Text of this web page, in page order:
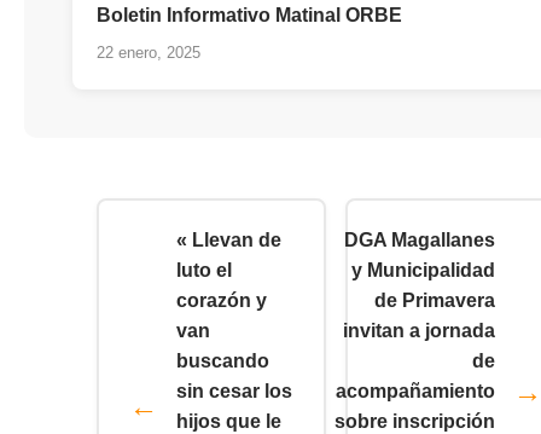
Boletin Informativo Matinal ORBE
22 enero, 2025
« Llevan de
luto el
corazón y
van
buscando
sin cesar los
hijos que le
DGA Magallanes
y Municipalidad
de Primavera
invitan a jornada
de
acompañamiento
sobre inscripción